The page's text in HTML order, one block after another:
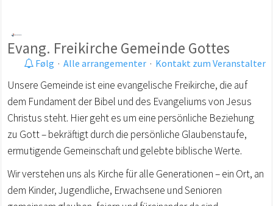
Evang. Freikirche Gemeinde Gottes
Følg · Alle arrangementer · Kontakt zum Veranstalter
Unsere Gemeinde ist eine evangelische Freikirche, die auf
dem Fundament der Bibel und des Evangeliums von Jesus
Christus steht. Hier geht es um eine persönliche Beziehung
zu Gott – bekräftigt durch die persönliche Glaubenstaufe,
ermutigende Gemeinschaft und gelebte biblische Werte.
Wir verstehen uns als Kirche für alle Generationen – ein Ort, an
dem Kinder, Jugendliche, Erwachsene und Senioren